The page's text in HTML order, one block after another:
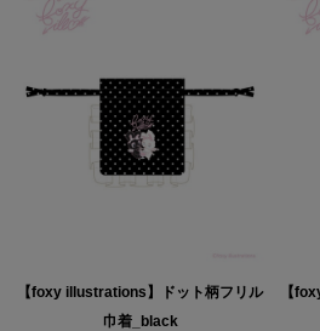
【foxy illustrations】ドット柄フリル
巾着_black
【